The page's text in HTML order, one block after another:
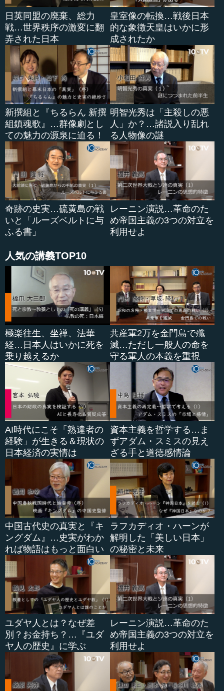
本村 ええ。
●土地の運用を軸とした貴族の新陳代謝
―― 元老院については、前回「王侯貴族の集まり」のよ
うだというお話がありました。そうは言いながらも、続け
ていくうちには当然うまくいかないところも出てくると思
うのです。元老としての権威を失っていく家系もあれば、
新興の貴族も現れてくる。こうした新陳代謝は、どのよう
に進められたのでしょうか。
本村 それは、古い氏族たちのなかには、だんだん資産を
なくしていくような人も出てきます。古代ローマの社会の
基本は農業ですから、土地を持っていることが大きな資産
になります。しかし、その土地もいろいろと運用をうまく
すれば儲かるけれども、そうでない人たちであれば失って
いくこともある。そういうことで、長い間には大土地所有
者になっていく人たちもいれば、土地をどんどん失ってい
くような人たちもいるということです。
それに対して新興貴族たちは、どちらかというと商業交
易で儲けるようになってきた人たちです。彼らは儲けで得
た資産を、基本的に土...
日英同盟の廃棄、総力
戦…世界秩序の激変に翻
弄された日本
皇室像の転換…戦後日本
的な象徴天皇はいかに形
成されたか
新撰組と『ちるらん 新撰
組鎮魂歌』…群像劇とし
ての魅力の源泉に迫る！
明智光秀は「主殺しの悪
人」か？…諸説入り乱れ
る人物像の謎
奇跡の史実…硫黄島の戦
いと「ルーズベルトに与
ふる書」
レーニン演説…革命のた
め帝国主義の3つの対立を
利用せよ
人気の講義TOP10
極楽往生、坐禅、法華
経…日本人はいかに死を
乗り越えるか
共産軍2万を金門島で殲
滅…ただし一般人の命を
守る軍人の本義を重視
AI時代にこそ「熟達者の
経験」が生きる＆現状の
日本経済の実情は
資本主義を哲学する…ま
ずアダム・スミスの見え
ざる手と道徳感情論
中国古代史の真実と『キ
ングダム』…史実がわか
れば物語はもっと面白い
ラフカディオ・ハーンが
解明した「美しい日本」
の秘密と未来
ユダヤ人とは？なぜ差
別？お金持ち？…『ユダ
ヤ人の歴史』に学ぶ
レーニン演説…革命のた
め帝国主義の3つの対立を
利用せよ